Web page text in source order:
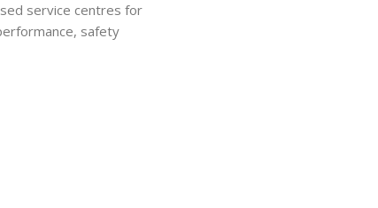
service centres for
safety